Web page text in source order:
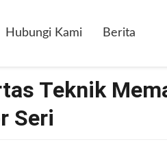
Hubungi Kami Berita
Teknik
Seri